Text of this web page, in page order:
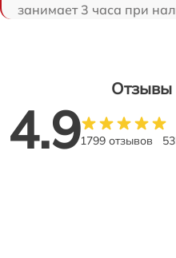
занимает 3 часа при
Отзывы
4.91799 отзывов